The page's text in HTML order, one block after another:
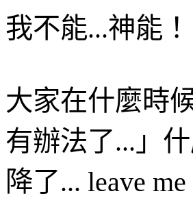
我不能...神能 ！
大家在什麼時
有辦法了... 」
降了... leave